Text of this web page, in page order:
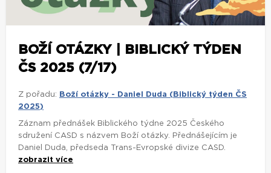
BOŽÍ OTÁZKY | BIBLICKÝ TÝDEN
ČS 2025 (7/17)
Z pořadu:
Boží otázky - Daniel Duda (Biblický týden ČS
2025)
Záznam přednášek Biblického týdne 2025 Českého
sdružení CASD s názvem Boží otázky. Přednášejícím je
Daniel Duda, předseda Trans-Evropské divize CASD.
zobrazit více